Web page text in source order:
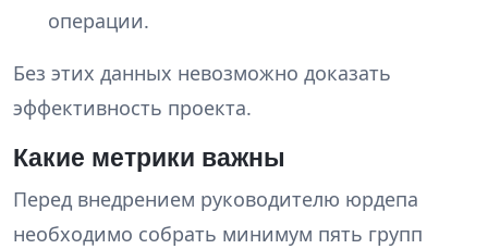
операции.
Без этих данных невозможно доказать
эффективность проекта.
Какие метрики важны
Перед внедрением руководителю юрдепа
необходимо собрать минимум пять групп